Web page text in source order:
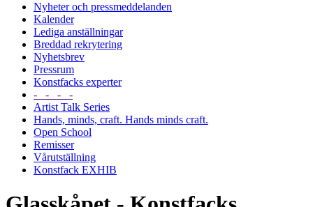
Nyheter och pressmeddelanden
Kalender
Lediga anställningar
Breddad rekrytering
Nyhetsbrev
Pressrum
Konstfacks experter
- - - -
Artist Talk Series
Hands, minds, craft. Hands minds craft.
Open School
Remisser
Vårutställning
Konstfack EXHIB